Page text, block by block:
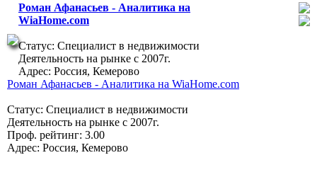
Роман Афанасьев - Аналитика на
WiaHome.com
Статус: Специалист в недвижимости
Деятельность на рынке с 2007г.
Адрес: Россия, Кемерово
Роман Афанасьев - Аналитика на WiaHome.com
Статус: Специалист в недвижимости
Деятельность на рынке с 2007г.
Проф. рейтинг: 3.00
Адрес: Россия, Кемерово